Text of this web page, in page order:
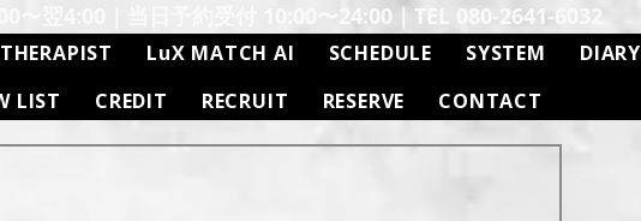
〜翌4:00｜当日予約受付 10:00〜24:00｜TEL 080-2641-6032
THERAPIST LuX MATCH AI SCHEDULE SYSTEM DIARY
LIST
CREDIT RECRUIT RESERVE CONTACT